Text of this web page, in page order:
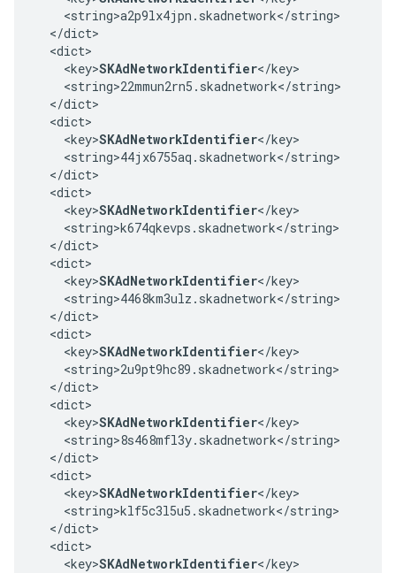
    <string>a2p9lx4jpn.skadnetwork</string>
  </dict>
  <dict>
    <key>
SKAdNetworkIdentifier</key>
    <string>22mmun2rn5.skadnetwork</string>
  </dict>
  <dict>
    <key>
SKAdNetworkIdentifier</key>
    <string>44jx6755aq.skadnetwork</string>
  </dict>
  <dict>
    <key>
SKAdNetworkIdentifier</key>
    <string>k674qkevps.skadnetwork</string>
  </dict>
  <dict>
    <key>
SKAdNetworkIdentifier</key>
    <string>4468km3ulz.skadnetwork</string>
  </dict>
  <dict>
    <key>
SKAdNetworkIdentifier</key>
    <string>2u9pt9hc89.skadnetwork</string>
  </dict>
  <dict>
    <key>
SKAdNetworkIdentifier</key>
    <string>8s468mfl3y.skadnetwork</string>
  </dict>
  <dict>
    <key>
SKAdNetworkIdentifier</key>
    <string>klf5c3l5u5.skadnetwork</string>
  </dict>
  <dict>
    <key>
SKAdNetworkIdentifier</key>